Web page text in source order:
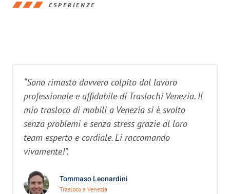
ESPERIENZE
“Sono rimasto davvero colpito dal lavoro
professionale e affidabile di Traslochi Venezia. Il
mio trasloco di mobili a Venezia si è svolto
senza problemi e senza stress grazie al loro
team esperto e cordiale. Li raccomando
vivamente!”.
Tommaso Leonardini
Trasloco a Venezia